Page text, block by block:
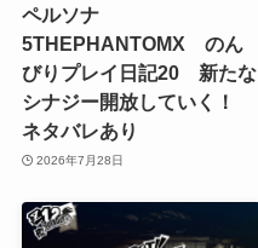
ペルソナ
5THEPHANTOMX のん
びりプレイ日記20 新たな
シナジー開放していく！
ネタバレあり
2026年7月28日